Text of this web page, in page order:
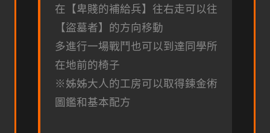
在【卑賤的補給兵】往右走可以往
【盜墓者】的方向移動
多進行一場戰鬥也可以到達同學所
在地前的椅子
※姊姊大人的工房可以取得鍊金術
圖鑑和基本配方